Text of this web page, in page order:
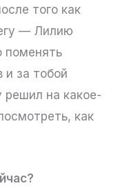
того как
— Лилию
поменять
за тобой
решил на какое-
как